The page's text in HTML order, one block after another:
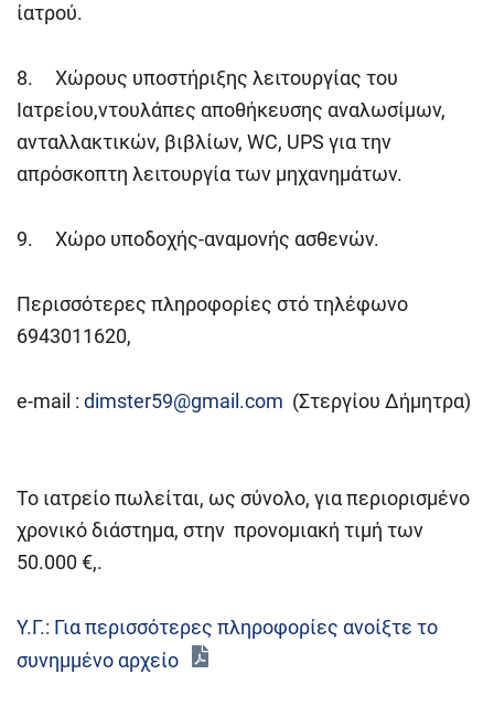
ίατρού.
8. Χώρους υποστήριξης λειτουργίας του
Ιατρείου,ντουλάπες αποθήκευσης αναλωσίμων,
ανταλλακτικών, βιβλίων, WC, UPS για την
απρόσκοπτη λειτουργία των μηχανημάτων.
9. Χώρο υποδοχής-αναμονής ασθενών.
Περισσότερες πληροφορίες στό τηλέφωνο
6943011620,
e-mail : dimster59@gmail.com (Στεργίου Δήμητρα)
Το ιατρείο πωλείται, ως σύνολο, για περιορισμένο
χρονικό διάστημα, στην προνομιακή τιμή των
50.000 €,.
Υ.Γ.: Για περισσότερες πληροφορίες ανοίξτε το
συνημμένο αρχείο